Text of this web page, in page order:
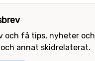
och få tips, nyheter och
annat skidrelaterat.